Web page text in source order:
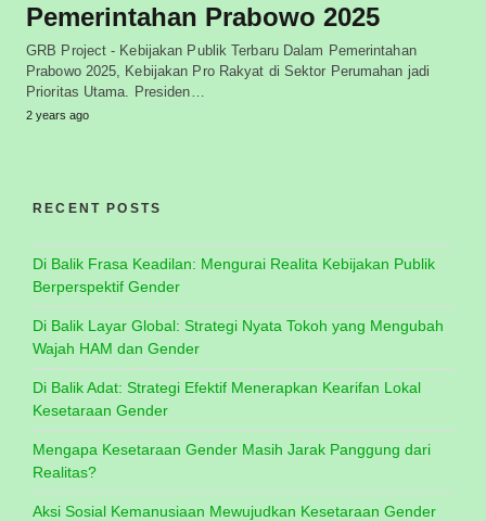
Pemerintahan Prabowo 2025
GRB Project - Kebijakan Publik Terbaru Dalam Pemerintahan
Prabowo 2025, Kebijakan Pro Rakyat di Sektor Perumahan jadi
Prioritas Utama. Presiden…
2 years ago
RECENT POSTS
Di Balik Frasa Keadilan: Mengurai Realita Kebijakan Publik
Berperspektif Gender
Di Balik Layar Global: Strategi Nyata Tokoh yang Mengubah
Wajah HAM dan Gender
Di Balik Adat: Strategi Efektif Menerapkan Kearifan Lokal
Kesetaraan Gender
Mengapa Kesetaraan Gender Masih Jarak Panggung dari
Realitas?
Aksi Sosial Kemanusiaan Mewujudkan Kesetaraan Gender